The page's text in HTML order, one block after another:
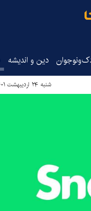
دین و اندیشه
شنبه ۲۴ اردیبهشت ۱۴۰۱ - ۱۳:۴۰